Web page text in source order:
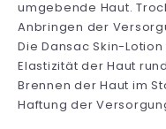
umgebende Haut.
Anbringen der
Die Dansac Skin-
Elastizität der Haut
Brennen der Haut im
Haftung der